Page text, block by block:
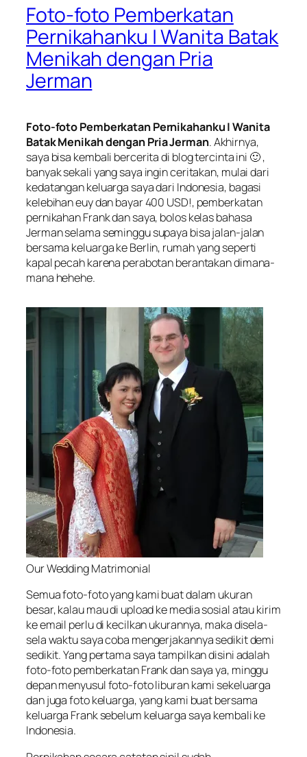
Foto-foto Pemberkatan
Pernikahanku | Wanita Batak
Menikah dengan Pria
Jerman
Foto-foto Pemberkatan Pernikahanku | Wanita
Batak Menikah dengan Pria Jerman. Akhirnya,
saya bisa kembali bercerita di blog tercinta ini 🙂 ,
banyak sekali yang saya ingin ceritakan, mulai dari
kedatangan keluarga saya dari Indonesia, bagasi
kelebihan euy dan bayar 400 USD!, pemberkatan
pernikahan Frank dan saya, bolos kelas bahasa
Jerman selama seminggu supaya bisa jalan-jalan
bersama keluarga ke Berlin, rumah yang seperti
kapal pecah karena perabotan berantakan dimana-
mana hehehe.
Our Wedding Matrimonial
Semua foto-foto yang kami buat dalam ukuran
besar, kalau mau di upload ke media sosial atau kirim
ke email perlu di kecilkan ukurannya, maka disela-
sela waktu saya coba mengerjakannya sedikit demi
sedikit. Yang pertama saya tampilkan disini adalah
foto-foto pemberkatan Frank dan saya ya, minggu
depan menyusul foto-foto liburan kami sekeluarga
dan juga foto keluarga, yang kami buat bersama
keluarga Frank sebelum keluarga saya kembali ke
Indonesia.